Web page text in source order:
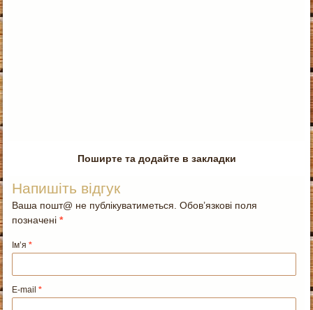
Поширте та додайте в закладки
Напишіть відгук
Ваша пошт@ не публікуватиметься. Обов’язкові поля
позначені*
Ім’я*
E-mail*